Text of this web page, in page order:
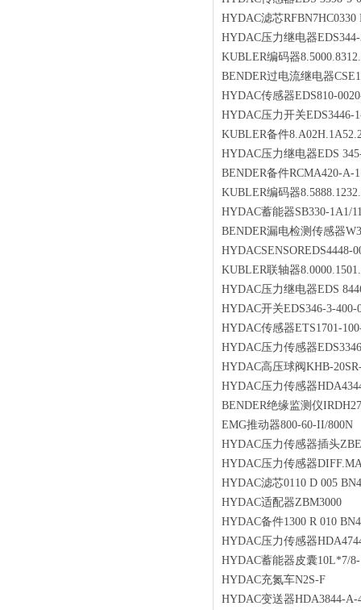
HYDAC滤芯RFBN7HC0330
HYDAC压力继电器
KUBLER编码器
BENDER过电流继电器
HYDAC传感器EDS810-
HYDAC压力开关EDS3446-
KUBLER备件
HYDAC压力继电器EDS
BENDER备件RCMA420-A-1
KUBLER编码器
HYDAC蓄能器SB330-1A1/
BENDER漏电检测传感器
HYDACSENSOREDS4448-
KUBLER联轴器
HYDAC压力继电器EDS
HYDAC开关EDS346-3-400-
HYDAC传感器ETS1701-
HYDAC压力传感器
HYDAC高压球阀KHB-
HYDAC压力传感器
BENDER绝缘监测仪
EMG推动器800-60-II/800N
HYDAC压力传感器插头
HYDAC压力传感器
HYDAC滤芯0110 D 005
HYDAC适配器ZBM3000
HYDAC备件1300 R 010
HYDAC压力传感器
HYDAC蓄能器皮囊10L*7/8-
HYDAC充氮车N2S-F
HYDAC变送器HDA3844-A-